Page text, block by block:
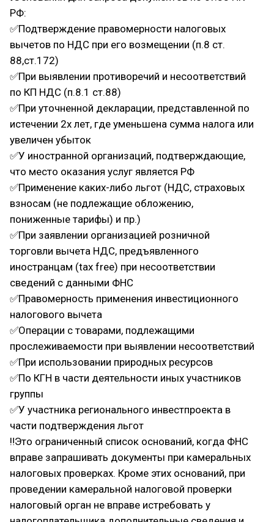
РФ:
✅Подтверждение правомерности налоговых
вычетов по НДС при его возмещении (п.8 ст.
88,ст.172)
✅При выявлении противоречий и несоответствий
по КП НДС (п.8.1 ст.88)
✅При уточненной декларации, представленной по
истечении 2х лет, где уменьшена сумма налога или
увеличен убыток
✅У иностранной организаций, подтверждающие,
что место оказания услуг является РФ
✅Применение каких-либо льгот (НДС, страховых
взносам (не подлежащие обложению,
пониженные тарифы) и пр.)
✅При заявлении организацией розничной
торговли вычета НДС, предъявленного
иностранцам (tax free) при несоответствии
сведений с данными ФНС
✅Правомерность применения инвестиционного
налогового вычета
✅Операции с товарами, подлежащими
прослеживаемости при выявлении несоответствий
✅При использовании природных ресурсов
✅По КГН в части деятельности иных участников
группы
✅У участника регионального инвестпроекта в
части подтверждения льгот
‼Это ограниченный список оснований, когда ФНС
вправе запрашивать документы при камеральных
налоговых проверках. Кроме этих оснований, при
проведении камеральной налоговой проверки
налоговый орган не вправе истребовать у